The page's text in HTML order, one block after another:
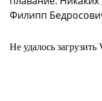
Филипп
Не удалось загрузить